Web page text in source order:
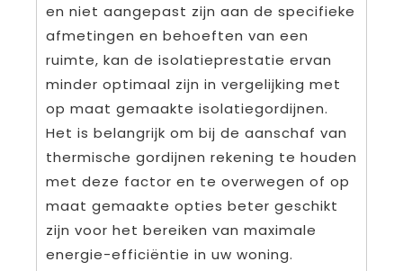
en niet aangepast zijn aan de specifieke
afmetingen en behoeften van een
ruimte, kan de isolatieprestatie ervan
minder optimaal zijn in vergelijking met
op maat gemaakte isolatiegordijnen.
Het is belangrijk om bij de aanschaf van
thermische gordijnen rekening te houden
met deze factor en te overwegen of op
maat gemaakte opties beter geschikt
zijn voor het bereiken van maximale
energie-efficiëntie in uw woning.